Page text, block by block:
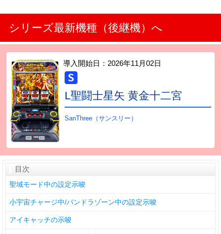
シリーズ最新機種（後継機）へ
導入開始日： 2026年11月02日
L聖闘士星矢 黄金十二宮
SanThree（サンスリー）
目次
聖域モード中の設定示唆
小宇宙チャージ中/パンドラゾーン中の設定示唆
アイキャッチの示唆